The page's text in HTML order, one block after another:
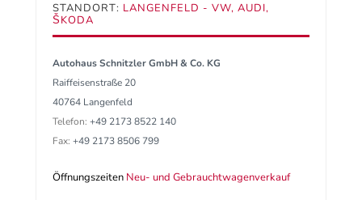
STANDORT: LANGENFELD - VW, AUDI,
ŠKODA
Autohaus Schnitzler GmbH & Co. KG
Raiffeisenstraße 20
40764 Langenfeld
Telefon: +49 2173 8522 140
Fax: +49 2173 8506 799
Öffnungszeiten Neu- und Gebrauchtwagenverkauf